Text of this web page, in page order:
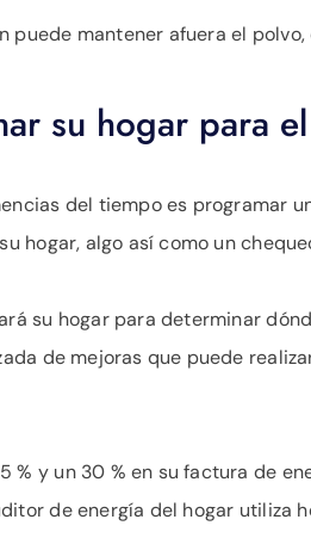
puede mantener afuera el
su hogar para
del tiempo es programar
hogar, algo así como un
su hogar para determinar
de mejoras que puede
% y un 30 % en su factura de
de energía del hogar utiliza